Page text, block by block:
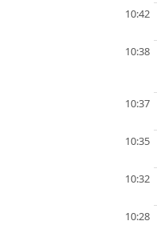
10:42
10:38
10:37
10:35
10:32
10:28